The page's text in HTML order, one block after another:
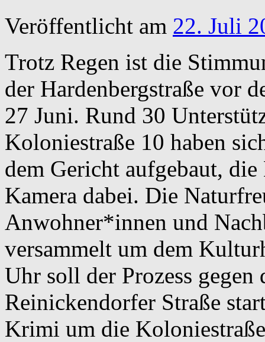
Veröffentlicht am 22. Juli
Trotz Regen ist die
der Hardenbergstraße vor
27 Juni. Rund 30
Koloniestraße 10 haben
dem Gericht aufgebaut,
Kamera dabei. Die
Anwohner*innen und
versammelt um dem
Uhr soll der Prozess
Reinickendorfer Straße
Krimi um die